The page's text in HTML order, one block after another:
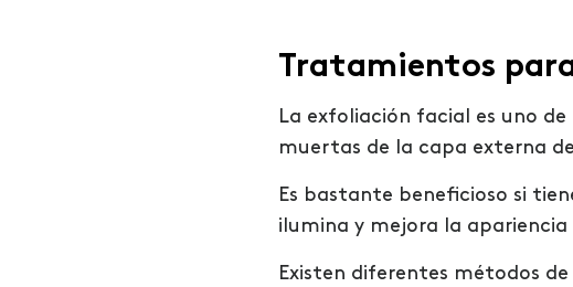
Tratamientos
La exfoliación facial es uno
muertas de la capa externa
Es bastante beneficioso si
ilumina y mejora la
Existen diferentes métodos